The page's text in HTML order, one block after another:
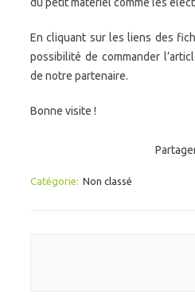
En cliquant sur les liens des
possibilité de commander
de notre partenaire.
Bonne visite !
Catégorie: Non classé